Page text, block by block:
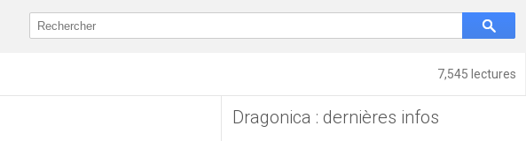
7,545 lectures
Dragonica : dernières infos